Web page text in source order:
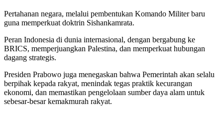
Pertahanan negara, melalui pembentukan Komando Militer baru
guna memperkuat doktrin Sishankamrata.
Peran Indonesia di dunia internasional, dengan bergabung ke
BRICS, memperjuangkan Palestina, dan memperkuat hubungan
dagang strategis.
Presiden Prabowo juga menegaskan bahwa Pemerintah akan selalu
berpihak kepada rakyat, menindak tegas praktik kecurangan
ekonomi, dan memastikan pengelolaan sumber daya alam untuk
sebesar-besar kemakmurah rakyat.